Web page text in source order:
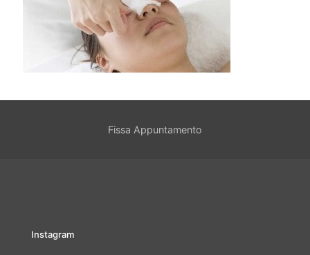
Fissa Appuntamento
Instagram